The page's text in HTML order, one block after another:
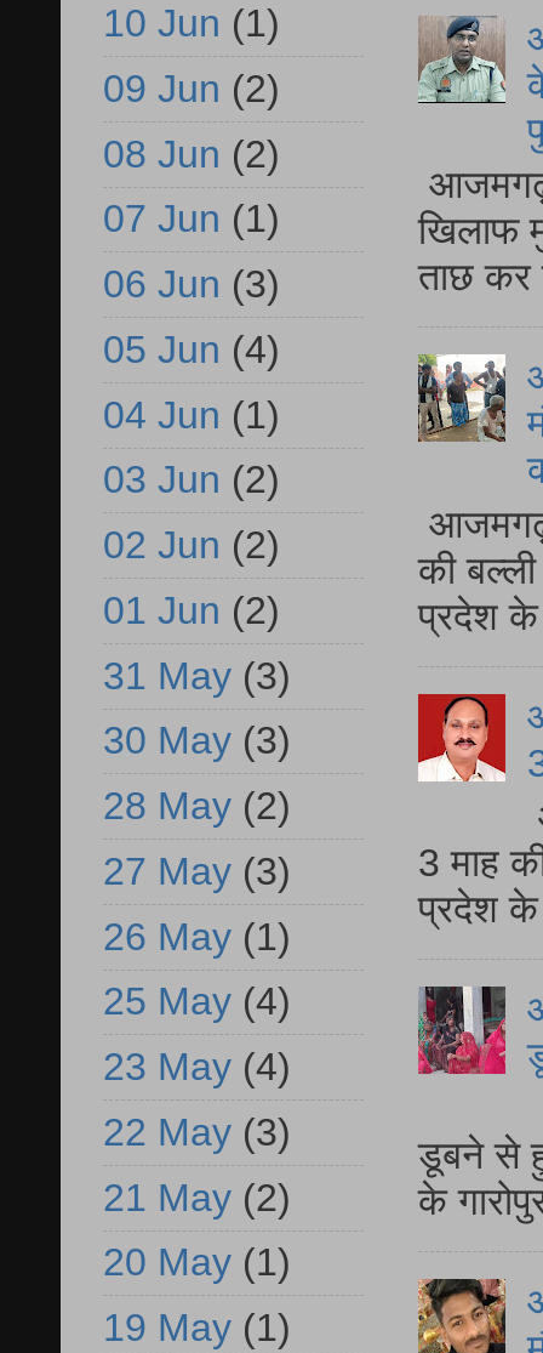
आजमगढ़
खिलाफ
ताछ कर
आजमगढ़
की
प्रदेश
3 माह
प्रदेश
डूबने से
के
10 Jun (1)
09 Jun (2)
08 Jun (2)
07 Jun (1)
06 Jun (3)
05 Jun (4)
04 Jun (1)
03 Jun (2)
02 Jun (2)
01 Jun (2)
31 May (3)
30 May (3)
28 May (2)
27 May (3)
26 May (1)
25 May (4)
23 May (4)
22 May (3)
21 May (2)
20 May (1)
19 May (1)